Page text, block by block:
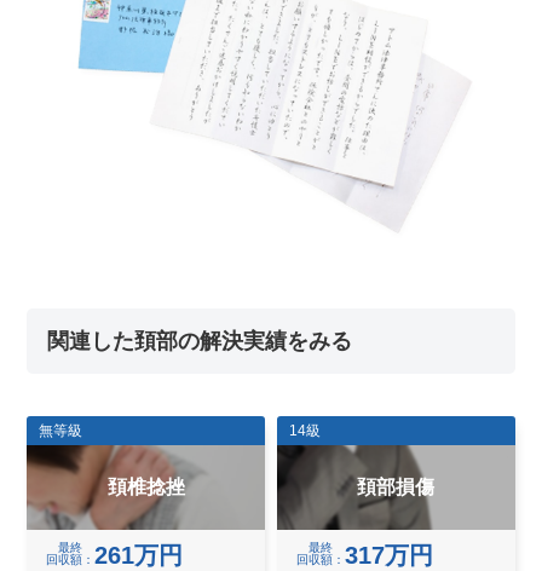
関連した頚部の解決実績をみる
無等級
頚椎捻挫
最終
回収額
261万円
14級
頚部損傷
最終
回収額
317万円